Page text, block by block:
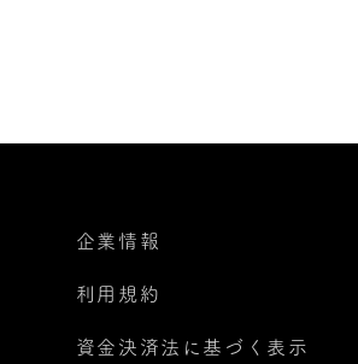
企業情報
利用規約
資金決済法に基づく表示